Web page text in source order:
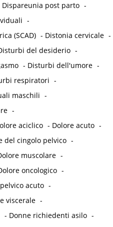
Dispareunia post parto -
-
(SCAD) - Distonia cervicale -
del desiderio -
- Disturbi dell'umore -
respiratori -
maschili -
-
aciclico - Dolore acuto -
del cingolo pelvico -
muscolare -
oncologico -
acuto -
viscerale -
- Donne richiedenti asilo -